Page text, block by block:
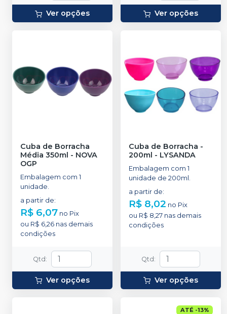
Ver opções Ver opções
Cuba de Borracha
Média 350ml - NOVA
OGP
Embalagem com 1
unidade.
a partir de:
R$ 6,07 no Pix
ou R$ 6,26 nas demais
condições
Qtd :
Ver opções
Cuba de Borracha -
200ml - LYSANDA
Embalagem com 1
unidade de 200ml.
a partir de:
R$ 8,02 no Pix
ou R$ 8,27 nas demais
condições
Qtd :
Ver opções
ATÉ -13%